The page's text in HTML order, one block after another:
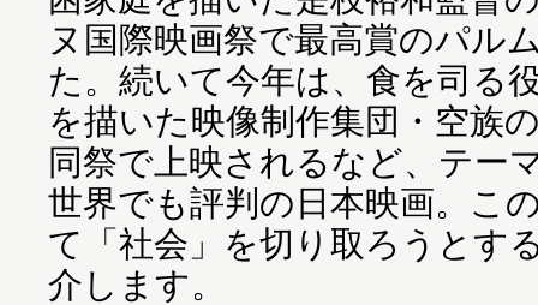
ヌ国際映画祭で最高賞のパル
た。続いて今年は、食を司る
を描いた映像制作集団・空族
同祭で上映されるなど、テー
世界でも評判の日本映画。こ
て「社会」を切り取ろうとす
介します。